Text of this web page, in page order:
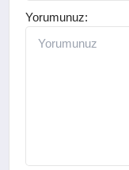
Yorumunuz: